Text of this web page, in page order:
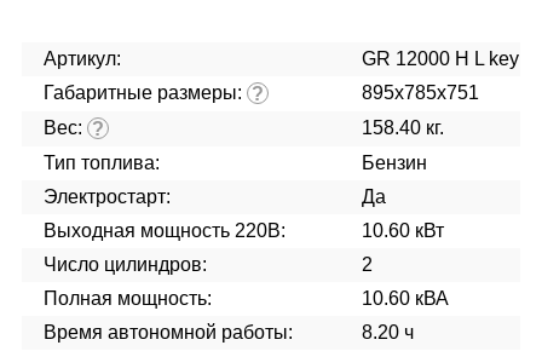
Артикул:
GR 12000 H L key
Габаритные размеры: ?
895x785x751
Вес: ?
158.40 кг.
Тип топлива:
Бензин
Электростарт:
Да
Выходная мощность 220В:
10.60 кВт
Число цилиндров:
2
Полная мощность:
10.60 кВА
Время автономной работы:
8.20 ч